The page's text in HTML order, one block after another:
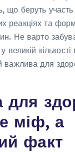
що беруть участь
реакціях та
Не варто
великій
важлива для
для
міф, а
факт